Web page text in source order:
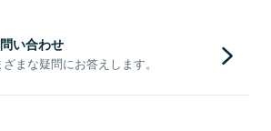
い合わせ
まな疑問にお答えします。